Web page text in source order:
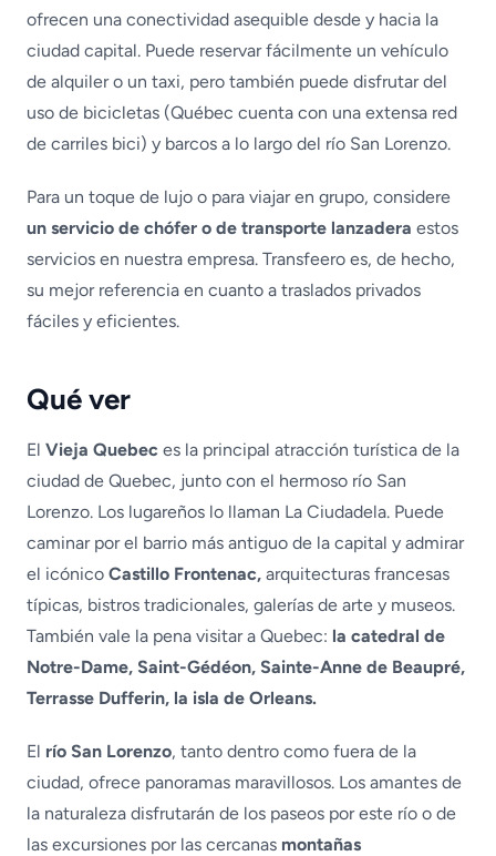
ofrecen una conectividad asequible desde y hacia la
ciudad capital. Puede reservar fácilmente un vehículo
de alquiler o un taxi, pero también puede disfrutar del
uso de bicicletas (Québec cuenta con una extensa red
de carriles bici) y barcos a lo largo del río San Lorenzo.
Para un toque de lujo o para viajar en grupo, considere
un servicio de chófer o de transporte lanzadera estos
servicios en nuestra empresa. Transfeero es, de hecho,
su mejor referencia en cuanto a traslados privados
fáciles y eficientes.
Qué ver
El Vieja Quebec es la principal atracción turística de la
ciudad de Quebec, junto con el hermoso río San
Lorenzo. Los lugareños lo llaman La Ciudadela. Puede
caminar por el barrio más antiguo de la capital y admirar
el icónico Castillo Frontenac, arquitecturas francesas
típicas, bistros tradicionales, galerías de arte y museos.
También vale la pena visitar a Quebec: la catedral de
Notre-Dame, Saint-Gédéon, Sainte-Anne de Beaupré,
Terrasse Dufferin, la isla de Orleans.
El río San Lorenzo, tanto dentro como fuera de la
ciudad, ofrece panoramas maravillosos. Los amantes de
la naturaleza disfrutarán de los paseos por este río o de
las excursiones por las cercanas montañas